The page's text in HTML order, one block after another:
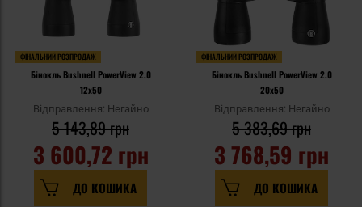
ФІНАЛЬНИЙ РОЗПРОДАЖ
Бінокль Bushnell PowerView 2.0
12x50
Відправлення: Негайно
3 600,72 грн
5 143,89 грн
ДО КОШИКА
ФІНАЛЬНИЙ РОЗПРОДАЖ
Бінокль Bushnell PowerView 2.0
20x50
Відправлення: Негайно
3 768,59 грн
5 383,69 грн
ДО КОШИКА